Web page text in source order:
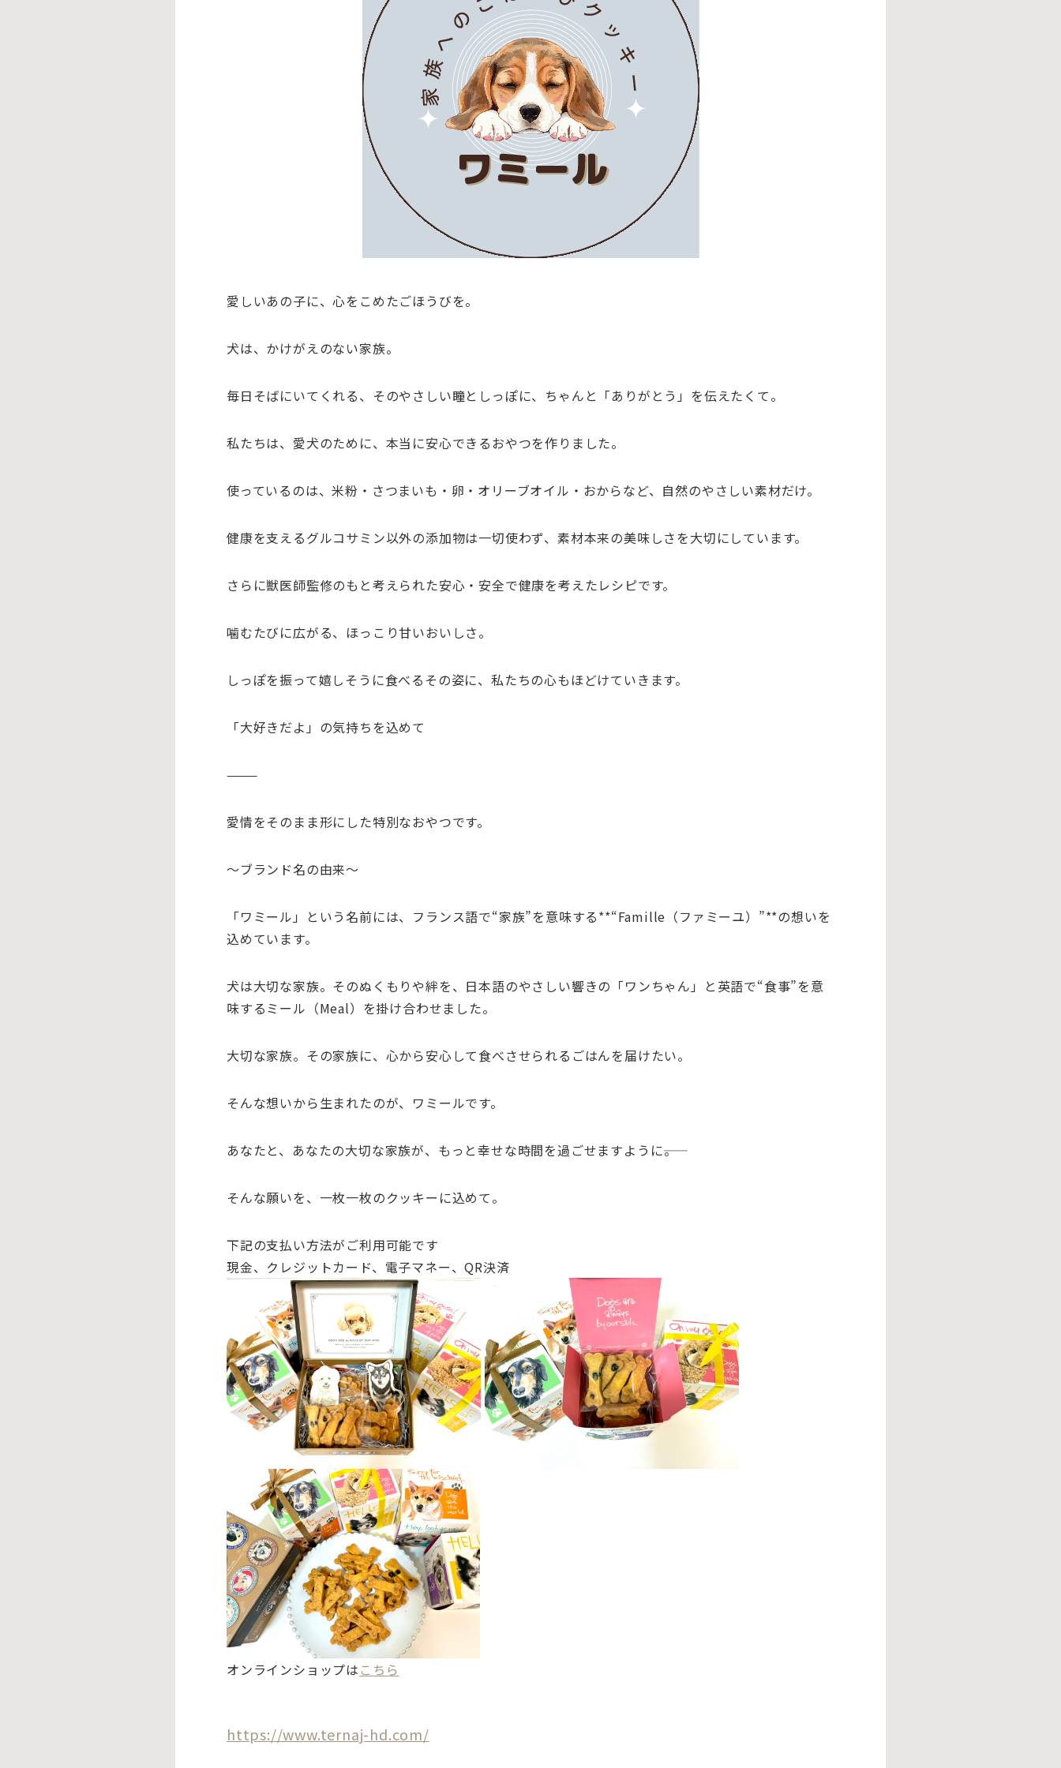
愛しいあの子に、心をこめたごほうびを。
犬は、かけがえのない家族。
毎日そばにいてくれる、そのやさしい瞳としっぽに、ちゃんと「ありがとう」を伝えたくて。
私たちは、 愛犬のために、本当に安心できるおやつを作りました。
使っているのは、米粉・さつまいも・卵・オリーブオイル・ おからなど、自然のやさしい素材だけ。
健康を支えるグルコサミン以外の添加物は一切使わず、素材本来の美味しさを大切にしています。
さらに獣医師監修のもと考えられた安心・ 安全で健康を考えたレシピです。
噛むたびに広がる、ほっこり甘いおいしさ。
しっぽを振って嬉しそうに食べるその姿に、 私たちの心もほどけていきます。
「大好きだよ」の気持ちを込めて
⸻
愛情をそのまま形にした特別なおやつです。
〜ブランド名の由来〜
「ワミール 」という名前には、フランス語で“家族”を意味する**“Famille（ファミーユ）”**の想いを
込めています。
犬は大切な家族。そのぬくもりや絆を、日本語のやさしい響きの「ワンちゃん」と 英語で“食事”を意
味するミール（Meal） を掛け合わせました。
大切な家族。その家族に、 心から安心して食べさせられるごはんを届けたい。
そんな想いから生まれたのが、 ワミールです。
あなたと、あなたの大切な家族が、 もっと幸せな時間を過ごせますように――。
そんな願いを、一枚一枚のクッキーに込めて。
下記の支払い方法がご利用可能です
現金、クレジットカード、電子マネー、QR決済
オンラインショップは こちら
https://www.ternaj-hd.com/